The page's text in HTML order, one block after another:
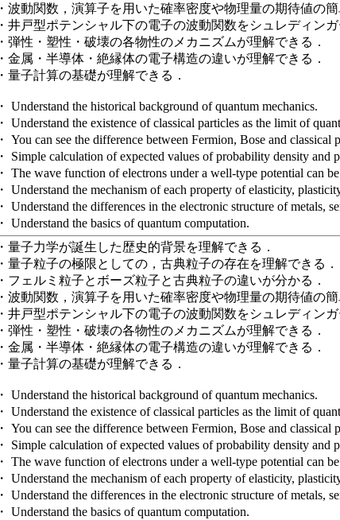
・波動関数，演算子を用いた確率密度や物理量の期待値の
・井戸型ポテンシャル下の電子の波動関数をシュレディン
・弾性・塑性・破壊の各物性のメカニズムが理解できる．
・金属・半導体・絶縁体の電子構造の違いが理解できる．
・量子計算の基礎が理解できる．
・ Understand the historical background of quantum mechanics.
・ Understand the existence of classical particles as the limit of
・ You can see the difference between Fermion, Bose and classical
・ Simple calculation of expected values of probability density and
・ The wave function of electrons under a well-type potential can
・ Understand the mechanism of each property of elasticity,
・ Understand the differences in the electronic structure of metals,
・ Understand the basics of quantum computation.
・量子力学が誕生した歴史的背景を理解できる．
・量子粒子の極限としての，古典粒子の存在を理解できる．
・フェルミ粒子とボーズ粒子と古典粒子の違いが分かる．
・波動関数，演算子を用いた確率密度や物理量の期待値の
・井戸型ポテンシャル下の電子の波動関数をシュレディン
・弾性・塑性・破壊の各物性のメカニズムが理解できる．
・金属・半導体・絶縁体の電子構造の違いが理解できる．
・量子計算の基礎が理解できる．
・ Understand the historical background of quantum mechanics.
・ Understand the existence of classical particles as the limit of
・ You can see the difference between Fermion, Bose and classical
・ Simple calculation of expected values of probability density and
・ The wave function of electrons under a well-type potential can
・ Understand the mechanism of each property of elasticity,
・ Understand the differences in the electronic structure of metals,
・ Understand the basics of quantum computation.